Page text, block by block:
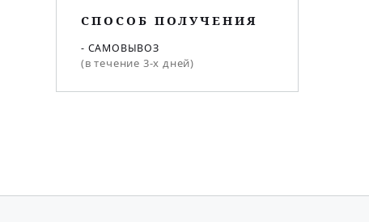
СПОСОБ ПОЛУЧЕНИЯ
- САМОВЫВОЗ
(в течение 3-х дней)